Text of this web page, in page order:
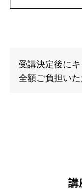
受講決定後に
全額ご負担いた
講